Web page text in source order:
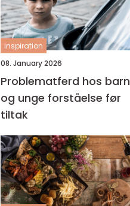
inspiration
08. January 2026
Problematferd hos barn
og unge forståelse før
tiltak